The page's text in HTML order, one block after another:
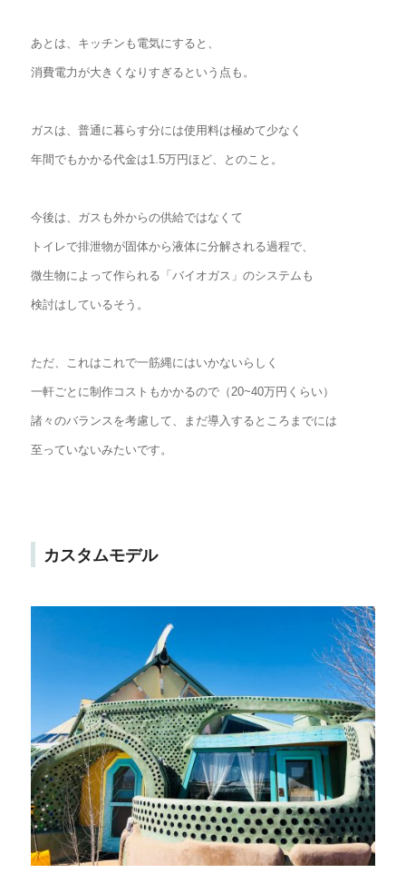
あとは、キッチンも電気にすると、
消費電力が大きくなりすぎるという点も。
ガスは、普通に暮らす分には使用料は極めて少なく
年間でもかかる代金は1.5万円ほど、とのこと。
今後は、ガスも外からの供給ではなくて
トイレで排泄物が固体から液体に分解される過程で、
微生物によって作られる「バイオガス」のシステムも
検討はしているそう。
ただ、これはこれで一筋縄にはいかないらしく
一軒ごとに制作コストもかかるので（20~40万円くらい）
諸々のバランスを考慮して、まだ導入するところまでには
至っていないみたいです。
カスタムモデル